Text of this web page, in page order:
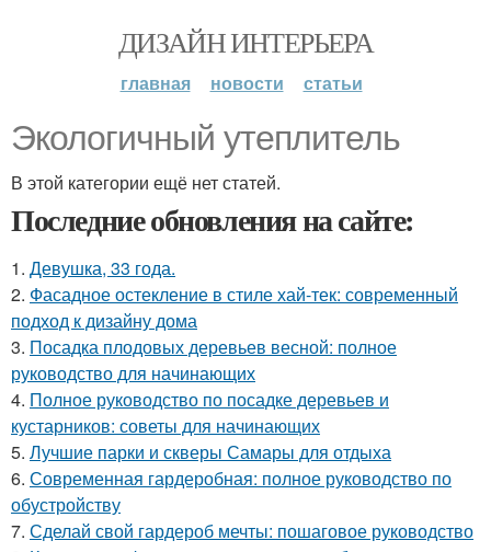
ДИЗАЙН ИНТЕРЬЕРА
главная новости статьи
Экологичный утеплитель
В этой категории ещё нет статей.
Последние обновления на сайте:
1. Девушка, 33 года.
2. Фасадное остекление в стиле хай-тек: современный
подход к дизайну дома
3. Посадка плодовых деревьев весной: полное
руководство для начинающих
4. Полное руководство по посадке деревьев и
кустарников: советы для начинающих
5. Лучшие парки и скверы Самары для отдыха
6. Современная гардеробная: полное руководство по
обустройству
7. Сделай свой гардероб мечты: пошаговое руководство